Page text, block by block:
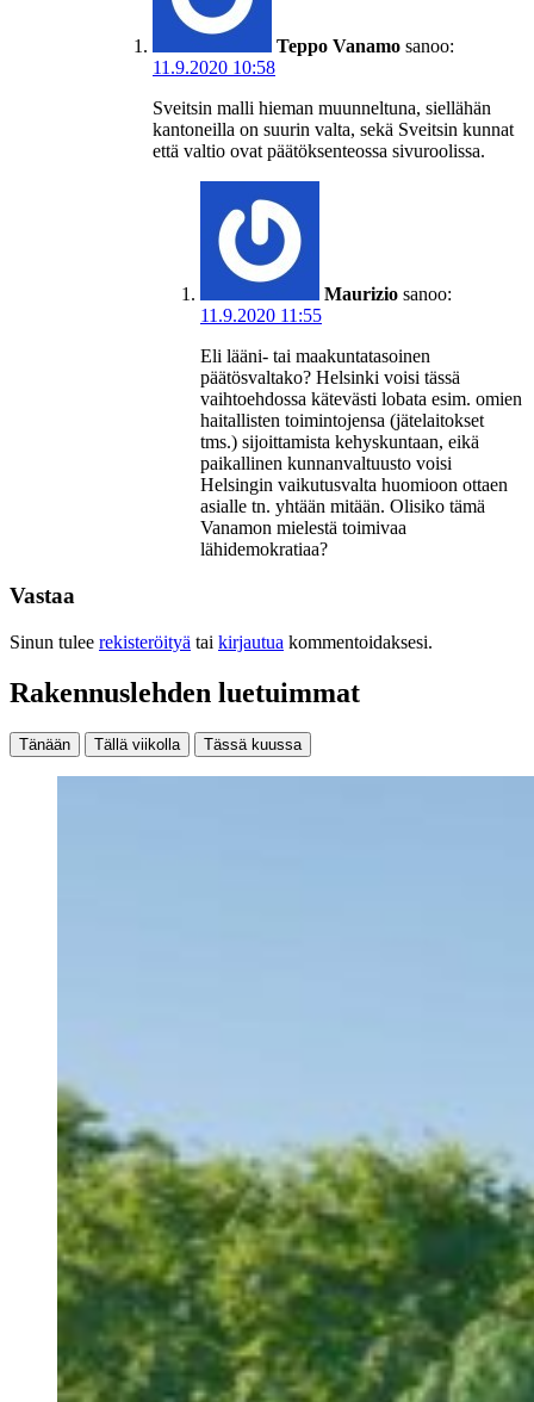
Teppo Vanamo sanoo:
11.9.2020 10:58
Sveitsin malli hieman muunneltuna, siellähän
kantoneilla on suurin valta, sekä Sveitsin kunnat
että valtio ovat päätöksenteossa sivuroolissa.
Maurizio sanoo:
11.9.2020 11:55
Eli lääni- tai maakuntatasoinen
päätösvaltako? Helsinki voisi tässä
vaihtoehdossa kätevästi lobata esim. omien
haitallisten toimintojensa (jätelaitokset
tms.) sijoittamista kehyskuntaan, eikä
paikallinen kunnanvaltuusto voisi
Helsingin vaikutusvalta huomioon ottaen
asialle tn. yhtään mitään. Olisiko tämä
Vanamon mielestä toimivaa
lähidemokratiaa?
Vastaa
Sinun tulee rekisteröityä tai kirjautua kommentoidaksesi.
Rakennuslehden luetuimmat
Tänään Tällä viikolla Tässä kuussa